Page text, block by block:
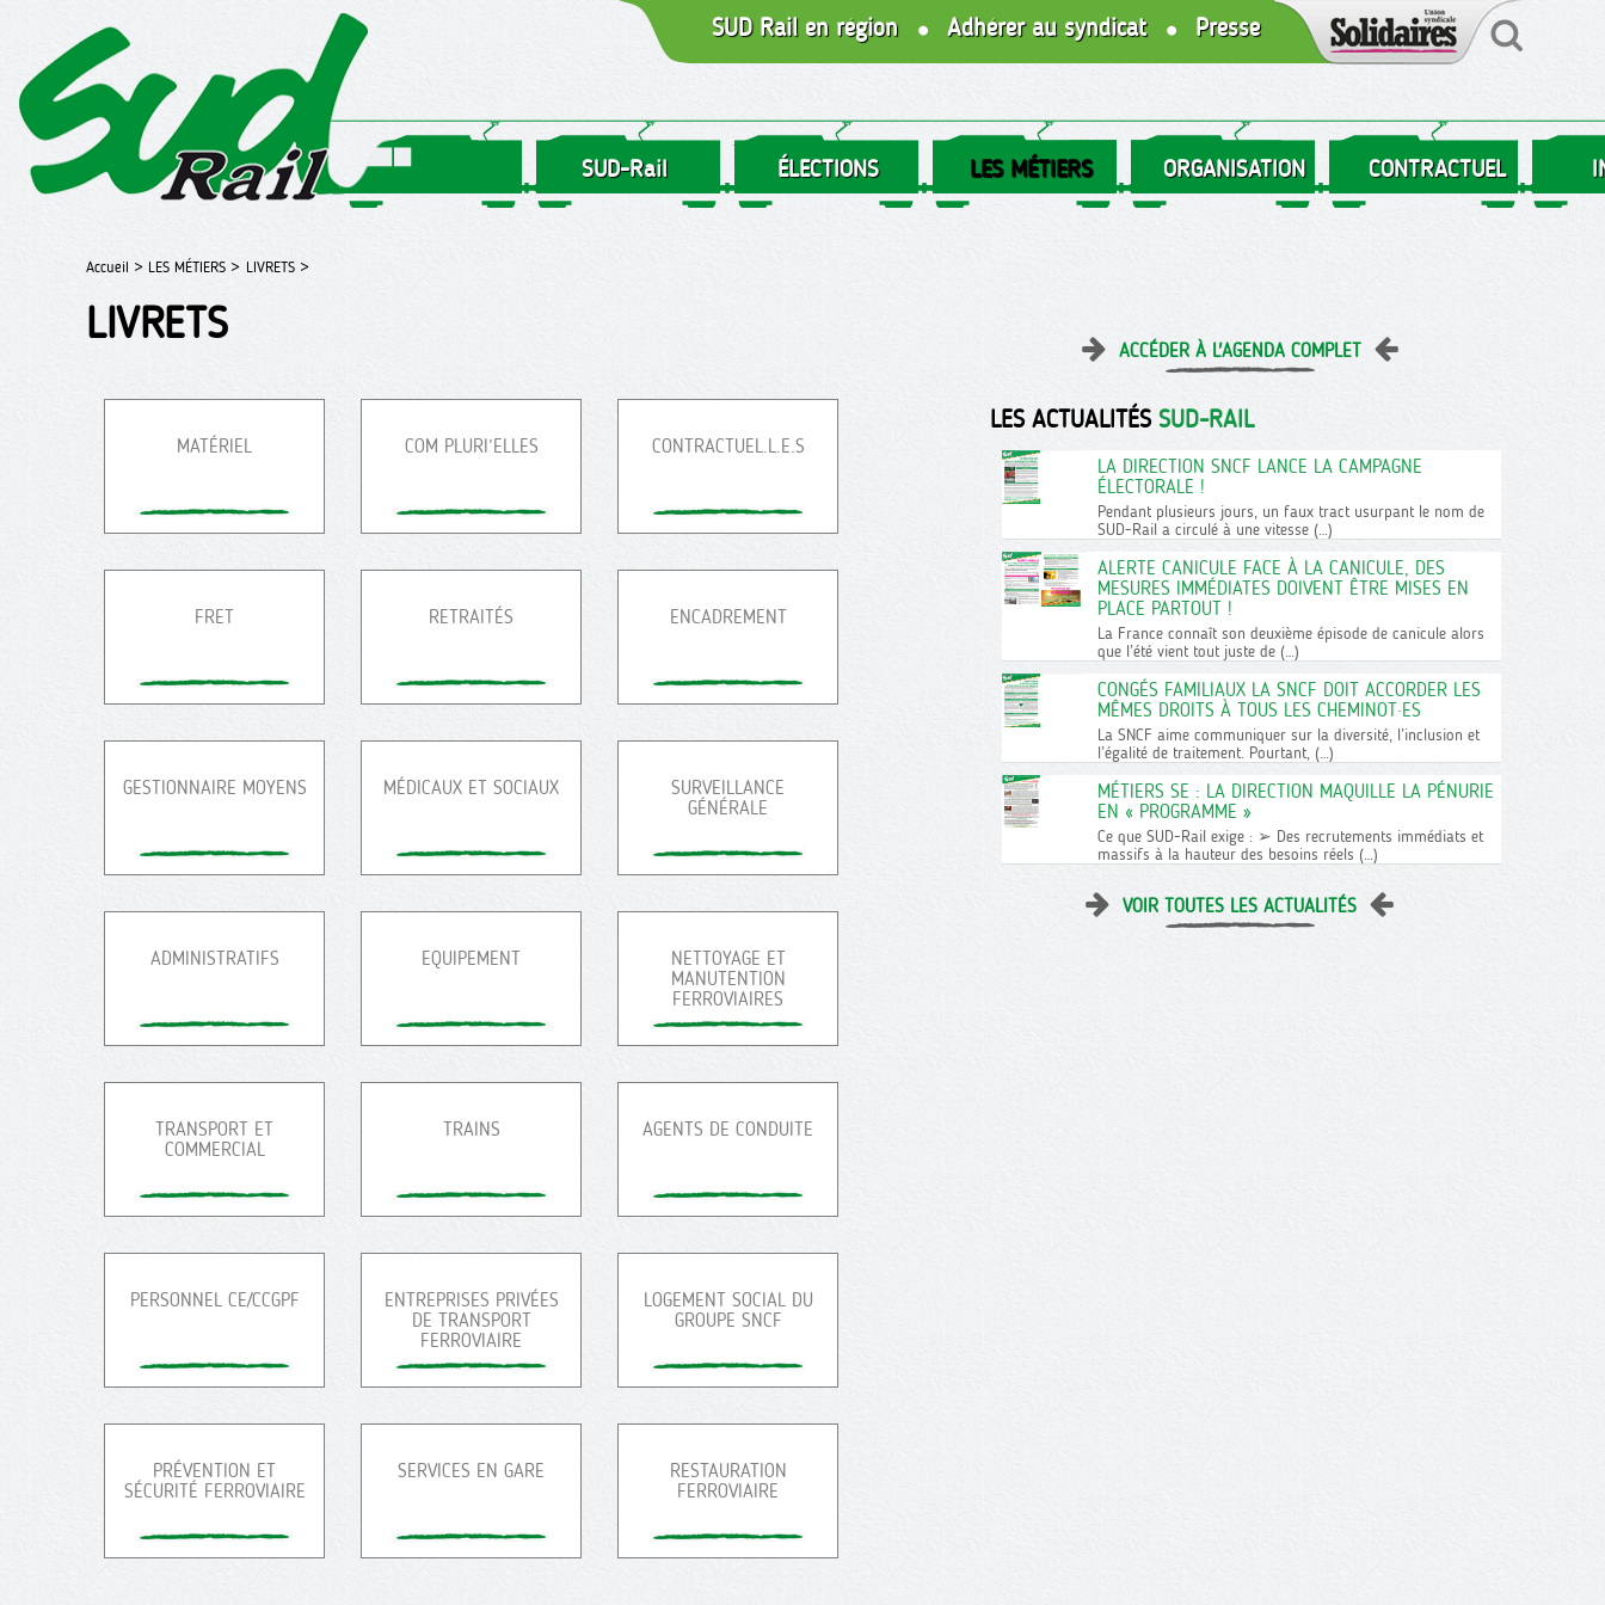
SUD Rail en région Adhérer au syndicat Presse
SUD-Rail ÉLECTIONS LES MÉTIERS ORGANISATION CONTRACTUEL
Accueil > LES MÉTIERS > LIVRETS >
LIVRETS
MATÉRIEL COM PLURI’ELLES CONTRACTUEL.L.E.S
FRET RETRAITÉS ENCADREMENT
GESTIONNAIRE MOYENS MÉDICAUX ET SOCIAUX
SURVEILLANCE
GÉNÉRALE
ADMINISTRATIFS EQUIPEMENT
NETTOYAGE ET
MANUTENTION
FERROVIAIRES
TRANSPORT ET
COMMERCIAL
TRAINS AGENTS DE CONDUITE
PERSONNEL CE/CCGPF
ENTREPRISES PRIVÉES
DE TRANSPORT
FERROVIAIRE
LOGEMENT SOCIAL DU
GROUPE SNCF
PRÉVENTION ET
SÉCURITÉ FERROVIAIRE
SERVICES EN GARE
RESTAURATION
FERROVIAIRE
ACCÉDER À L'AGENDA COMPLET
LES ACTUALITÉS SUD-RAIL
LA DIRECTION SNCF LANCE LA CAMPAGNE
ÉLECTORALE !
Pendant plusieurs jours, un faux tract usurpant le nom de
SUD-Rail a circulé à une vitesse (…)
ALERTE CANICULE FACE À LA CANICULE, DES
MESURES IMMÉDIATES DOIVENT ÊTRE MISES EN
PLACE PARTOUT !
La France connaît son deuxième épisode de canicule alors
que l’été vient tout juste de (…)
CONGÉS FAMILIAUX LA SNCF DOIT ACCORDER LES
MÊMES DROITS À TOUS LES CHEMINOT·ES
La SNCF aime communiquer sur la diversité, l’inclusion et
l’égalité de traitement. Pourtant, (…)
MÉTIERS SE : LA DIRECTION MAQUILLE LA PÉNURIE
EN « PROGRAMME »
Ce que SUD-Rail exige : ➢ Des recrutements immédiats et
massifs à la hauteur des besoins réels (…)
VOIR TOUTES LES ACTUALITÉS